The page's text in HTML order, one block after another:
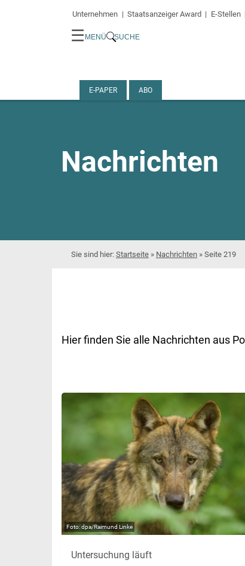
Unternehmen Staatsanzeiger Award E-Stellen
☰ MENÜ SUCHE
E-PAPER ABO
Nachrichten
Startseite » Nachrichten » Seite 219
Hier finden Sie alle Nachrichten aus
dpa/Raimund Linke
Untersuchung läuft